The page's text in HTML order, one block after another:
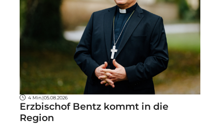
4 Min. |05.08.2026
Erzbischof Bentz kommt in die
Region